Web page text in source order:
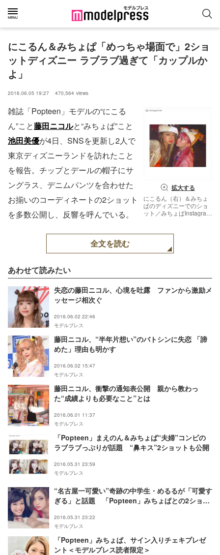
にこるん＆みちょぱ「めっちゃ場面で」2ショ
ットディズニー ラブラブ過ぎて「カップルか
よ」
2016.06.05 19:27 470,564 views
拡大する
にこるん（右）＆みちょ
ぱのディズニーでのショ
ット／みちょぱInstagram
雑誌「Popteen」モデルの“にこる
ん”こと藤田ニコルと“みちょぱ”こと
池田美優が4日、SNSを更新し2人で
東京ディズニーランドを訪れたこと
を報告。チップとデールの帽子にサ
ングラス、デニムパンツを合わせた
お揃いのコーディネートの2ショット
を多数公開し、反響を呼んでいる。
全文を読む
あわせて読みたい
失恋の藤田ニコル、心境を吐露 ファンから激励メ
ッセージ相次ぐ
2016.06.02 22:46
モデルプレス
藤田ニコル、“半年片想い”のバトシンに失恋 「諦
めた」理由も明かす
2016.06.02 15:47
モデルプレス
藤田ニコル、衝撃の通知表公開 親から教わっ
た“成績よりも必要なこと”とは
2016.06.01 11:37
モデルプレス
「Popteen」まえのん＆みちょぱ“夫婦”コンビの
ラブラブっぷりが話題 “鼻キス”2ショットも公開
2016.05.31 23:59
モデルプレス
“名古屋一可愛い”奇跡の中学生・めるるが「可愛す
ぎる」と話題 「Popteen」みちょぱとの2ショッ
2016.05.31 23:22
モデルプレス
「Popteen」みちょぱ、サイン入りチェキプレゼ
ント＜モデルプレス読者限定＞